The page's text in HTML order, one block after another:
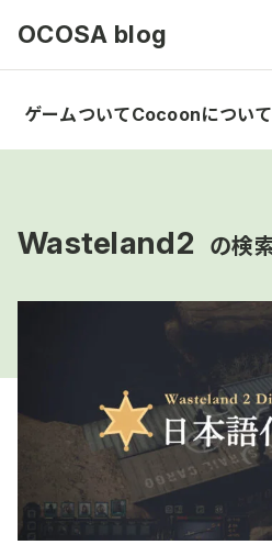
ゲームついてCocoonについて
Wasteland2
OCOSA blog